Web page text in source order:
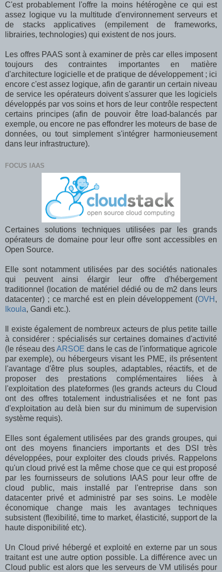
C'est probablement l'offre la moins hétérogène ce qui est
assez logique vu la multitude d'environnement serveurs et
de stacks applicatives (empilement de frameworks,
librairies, technologies) qui existent de nos jours.
Les offres PAAS sont à examiner de près car elles imposent
toujours des contraintes importantes en matière
d'architecture logicielle et de pratique de développement ; ici
encore c'est assez logique, afin de garantir un certain niveau
de service les opérateurs doivent s'assurer que les logiciels
développés par vos soins et hors de leur contrôle respectent
certains principes (afin de pouvoir être load-balancés par
exemple, ou encore ne pas effondrer les moteurs de base de
données, ou tout simplement s'intégrer harmonieusement
dans leur infrastructure).
FOCUS IAAS
Certaines solutions techniques utilisées par les grands
opérateurs de domaine pour leur offre sont accessibles en
Open Source.
Elle sont notamment utilisées par des sociétés nationales
qui peuvent ainsi élargir leur offre d'hébergement
traditionnel (location de matériel dédié ou de m2 dans leurs
datacenter) ; ce marché est en plein développement (OVH ,
Ikoula, Gandi etc.).
Il existe également de nombreux acteurs de plus petite taille
à considérer : spécialisés sur certaines domaines d'activité
(le réseau desARSOE dans le cas de l'informatique agricole
par exemple), ou hébergeurs visant les PME, ils présentent
l'avantage d'être plus souples, adaptables, réactifs, et de
proposer des prestations complémentaires liées à
l'exploitation des plateformes (les grands acteurs du Cloud
ont des offres totalement industrialisées et ne font pas
d'exploitation au delà bien sur du minimum de supervision
système requis).
Elles sont également utilisées par des grands groupes, qui
ont des moyens financiers importants et des DSI très
développées, pour exploiter des clouds privés. Rappelons
qu'un cloud privé est la même chose que ce qui est proposé
par les fournisseurs de solutions IAAS pour leur offre de
cloud public, mais installé par l'entreprise dans son
datacenter privé et administré par ses soins. Le modèle
économique change mais les avantages techniques
subsistent (flexibilité, time to market, élasticité, support de la
haute disponibilité etc).
Un Cloud privé hébergé et exploité en externe par un sous
traitant est une autre option possible. La différence avec un
Cloud public est alors que les serveurs de VM utilisés pour